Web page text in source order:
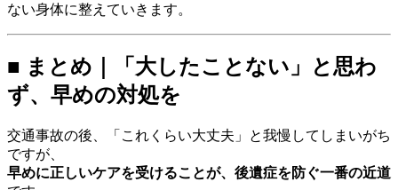
ない身体に整えていきます。
■ まとめ｜「大したことない」と思わ
ず、早めの対処を
交通事故の後、「これくらい大丈夫」と我慢してしまいがち
ですが、
早めに正しいケアを受けることが、後遺症を防ぐ一番の近道